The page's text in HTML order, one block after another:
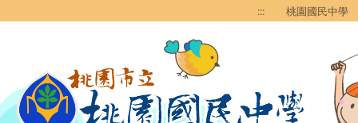
::: 桃園國民中學